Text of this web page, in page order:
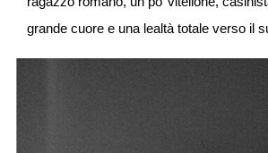
grande cuore e una lealtà totale verso il